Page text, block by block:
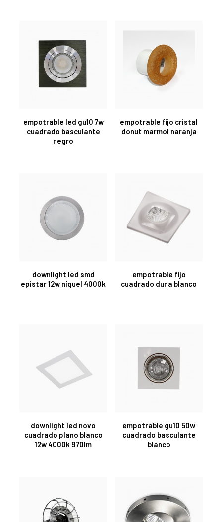
empotrable led gu10 7w
cuadrado basculante
negro
empotrable fijo cristal
donut marmol naranja
downlight led smd
epistar 12w níquel 4000k
empotrable fijo
cuadrado duna blanco
downlight led novo
cuadrado plano blanco
12w 4000k 970lm
empotrable gu10 50w
cuadrado basculante
blanco